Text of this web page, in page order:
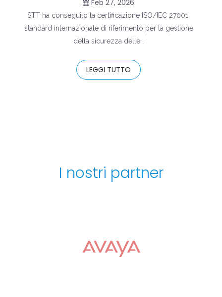
Feb 27, 2026
STT ha conseguito la certificazione ISO/IEC 27001,
standard internazionale di riferimento per la gestione
della sicurezza delle…
LEGGI TUTTO
I nostri partner